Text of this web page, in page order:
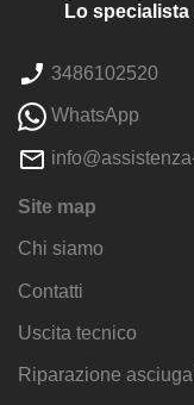
Lo specialista
3486102520
WhatsApp
Site map
Chi siamo
Contatti
Uscita tecnico
Riparazione